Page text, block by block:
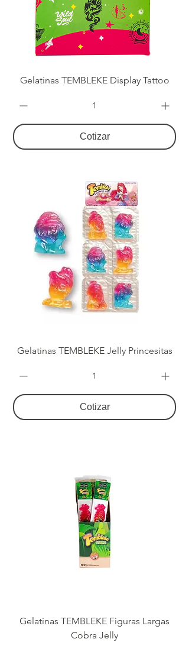
Gelatinas TEMBLEKE Display Tattoo
Cotizar
Gelatinas TEMBLEKE Jelly Princesitas
Cotizar
Gelatinas TEMBLEKE Figuras Largas
Cobra Jelly